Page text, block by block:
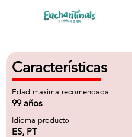
Características
Edad maxima recomendada
99 años
Idioma producto
ES, PT